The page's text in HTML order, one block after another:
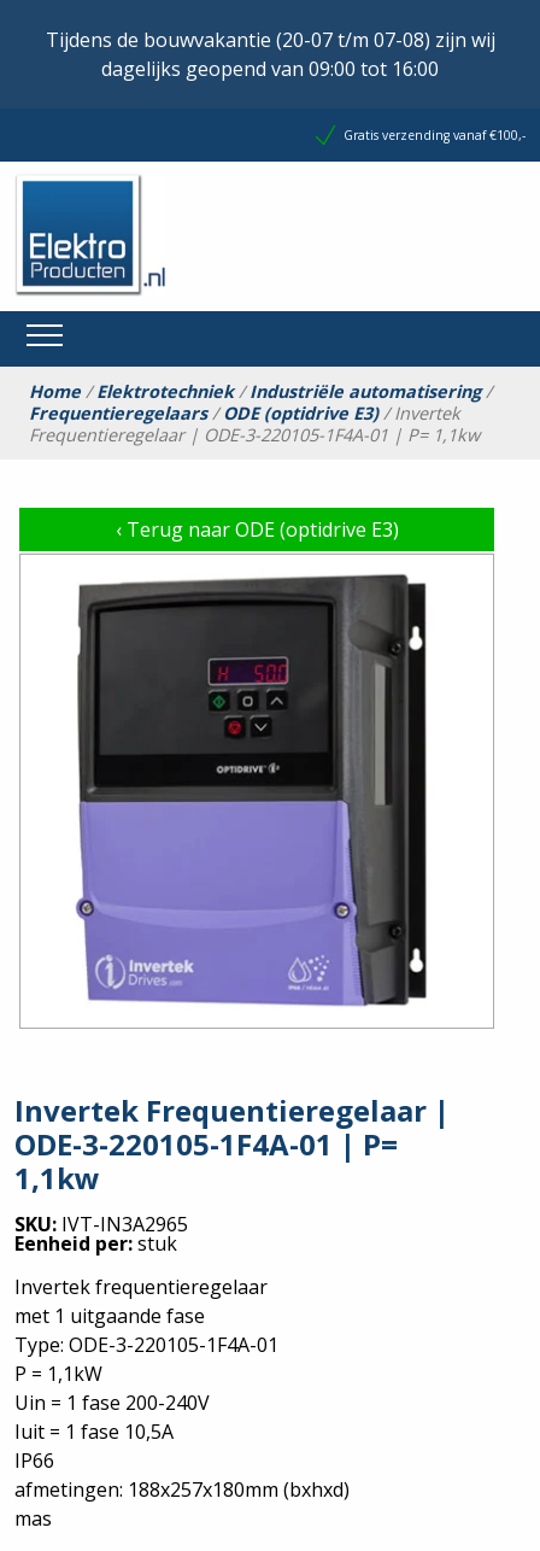
Tijdens de bouwvakantie (20-07 t/m 07-08) zijn wij
dagelijks geopend van 09:00 tot 16:00
Gratis verzending vanaf €100,-
Home/Elektrotechniek/Industriële automatisering/
Frequentieregelaars/ODE (optidrive E3)/ Invertek
Frequentieregelaar | ODE-3-220105-1F4A-01 | P= 1,1kw
‹Terug naar ODE (optidrive E3)
Invertek Frequentieregelaar |
ODE-3-220105-1F4A-01 | P=
1,1kw
SKU: IVT-IN3A2965
Eenheid per:stuk
Invertek frequentieregelaar
met 1 uitgaande fase
Type: ODE-3-220105-1F4A-01
P = 1,1kW
Uin = 1 fase 200-240V
Iuit = 1 fase 10,5A
IP66
afmetingen: 188x257x180mm (bxhxd)
mas